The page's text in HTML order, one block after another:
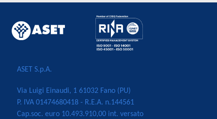
ASET S.p.A.
Via Luigi Einaudi, 1 61032 Fano (PU)
P. IVA 01474680418 - R.E.A. n.144561
Cap.soc. euro 10.493.910,00 int. versato